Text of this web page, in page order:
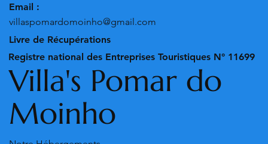
Email :
villaspomardomoinho@gmail.com
Livre de Récupérations
Registre national des Entreprises Touristiques N° 11699
Villa's Pomar do
Moinho